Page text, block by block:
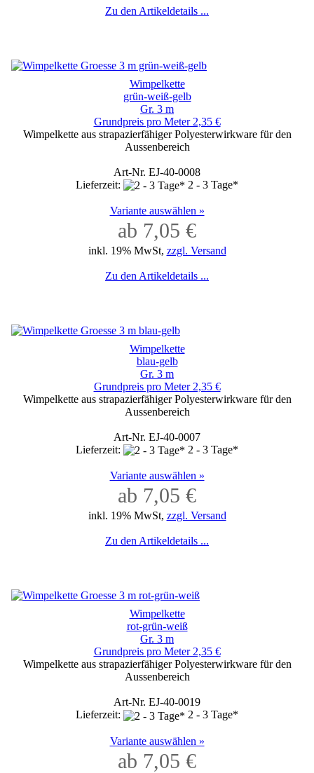
Zu den Artikeldetails ...
Wimpelkette
grün-weiß-gelb
Gr. 3 m
Grundpreis pro Meter 2,35 €
Wimpelkette aus strapazierfähiger Polyesterwirkware für den
Aussenbereich
Art-Nr. EJ-40-0008
Lieferzeit:
2 - 3 Tage*
Variante auswählen »
ab 7,05 €
inkl. 19% MwSt, zzgl. Versand
Zu den Artikeldetails ...
Wimpelkette
blau-gelb
Gr. 3 m
Grundpreis pro Meter 2,35 €
Wimpelkette aus strapazierfähiger Polyesterwirkware für den
Aussenbereich
Art-Nr. EJ-40-0007
Lieferzeit:
2 - 3 Tage*
Variante auswählen »
ab 7,05 €
inkl. 19% MwSt, zzgl. Versand
Zu den Artikeldetails ...
Wimpelkette
rot-grün-weiß
Gr. 3 m
Grundpreis pro Meter 2,35 €
Wimpelkette aus strapazierfähiger Polyesterwirkware für den
Aussenbereich
Art-Nr. EJ-40-0019
Lieferzeit:
2 - 3 Tage*
Variante auswählen »
ab 7,05 €